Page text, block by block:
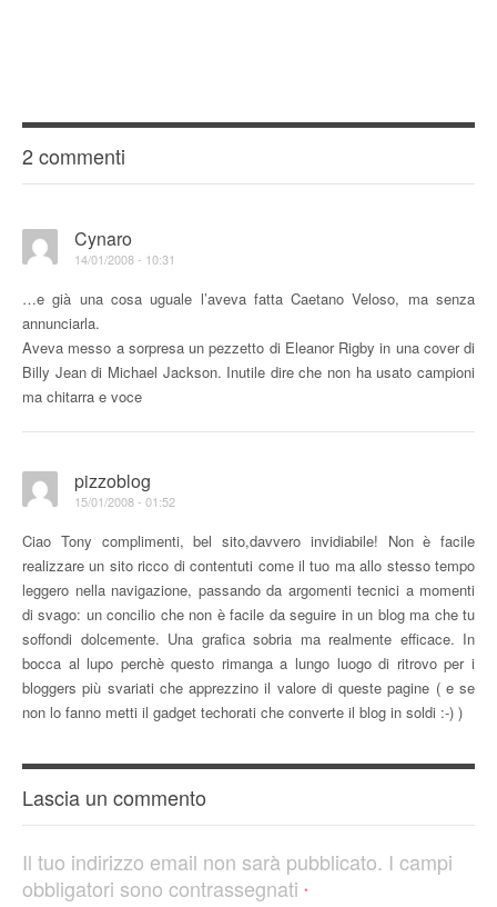
2 commenti
Cynaro
14/01/2008 - 10:31
…e già una cosa uguale l’aveva fatta Caetano Veloso, ma senza
annunciarla.
Aveva messo a sorpresa un pezzetto di Eleanor Rigby in una cover di
Billy Jean di Michael Jackson. Inutile dire che non ha usato campioni
ma chitarra e voce
pizzoblog
15/01/2008 - 01:52
Ciao Tony complimenti, bel sito,davvero invidiabile! Non è facile
realizzare un sito ricco di contentuti come il tuo ma allo stesso tempo
leggero nella navigazione, passando da argomenti tecnici a momenti
di svago: un concilio che non è facile da seguire in un blog ma che tu
soffondi dolcemente. Una grafica sobria ma realmente efficace. In
bocca al lupo perchè questo rimanga a lungo luogo di ritrovo per i
bloggers più svariati che apprezzino il valore di queste pagine ( e se
non lo fanno metti il gadget techorati che converte il blog in soldi :-) )
Lascia un commento
Il tuo indirizzo email non sarà pubblicato. I campi
obbligatori sono contrassegnati *